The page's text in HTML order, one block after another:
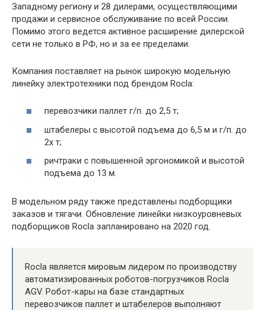
Западному региону и 28 дилерами, осуществляющими
продажи и сервисное обслуживание по всей России.
Помимо этого ведется активное расширение дилерской
сети не только в РФ, но и за ее пределами.
Компания поставляет на рынок широкую модельную
линейку электротехники под брендом Rocla:
перевозчики паллет г/п. до 2,5 т;
штабелеры с высотой подъема до 6,5 м и г/п. до
2х т;
ричтраки с повышенной эргономикой и высотой
подъема до 13 м.
В модельном ряду также представлены подборщики
заказов и тягачи. Обновление линейки низкоуровневых
подборщиков Rocla запланировано на 2020 год.
Rocla является мировым лидером по производству
автоматизированных роботов-погрузчиков Rocla
AGV. Робот-кары на базе стандартных
перевозчиков паллет и штабелеров выполняют